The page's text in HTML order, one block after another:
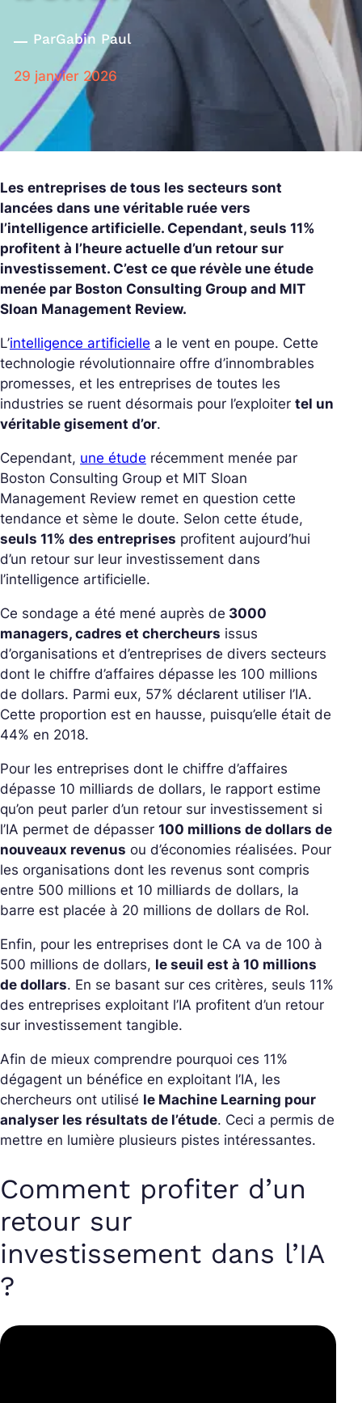
ParGabin Paul
29 janvier 2026
Les entreprises de tous les secteurs sont
lancées dans une véritable ruée vers
l’intelligence artificielle. Cependant, seuls 11%
profitent à l’heure actuelle d’un retour sur
investissement. C’est ce que révèle une étude
menée par Boston Consulting Group and MIT
Sloan Management Review.
L’intelligence artificielle a le vent en poupe. Cette
technologie révolutionnaire offre d’innombrables
promesses, et les entreprises de toutes les
industries se ruent désormais pour l’exploiter tel un
véritable gisement d’or.
Cependant, une étude récemment menée par
Boston Consulting Group et MIT Sloan
Management Review remet en question cette
tendance et sème le doute. Selon cette étude,
seuls 11% des entreprises profitent aujourd’hui
d’un retour sur leur investissement dans
l’intelligence artificielle.
Ce sondage a été mené auprès de 3000
managers, cadres et chercheurs issus
d’organisations et d’entreprises de divers secteurs
dont le chiffre d’affaires dépasse les 100 millions
de dollars. Parmi eux, 57% déclarent utiliser l’IA.
Cette proportion est en hausse, puisqu’elle était de
44% en 2018.
Pour les entreprises dont le chiffre d’affaires
dépasse 10 milliards de dollars, le rapport estime
qu’on peut parler d’un retour sur investissement si
l’IA permet de dépasser 100 millions de dollars de
nouveaux revenus ou d’économies réalisées. Pour
les organisations dont les revenus sont compris
entre 500 millions et 10 milliards de dollars, la
barre est placée à 20 millions de dollars de RoI.
Enfin, pour les entreprises dont le CA va de 100 à
500 millions de dollars, le seuil est à 10 millions
de dollars. En se basant sur ces critères, seuls 11%
des entreprises exploitant l’IA profitent d’un retour
sur investissement tangible.
Afin de mieux comprendre pourquoi ces 11%
dégagent un bénéfice en exploitant l’IA, les
chercheurs ont utilisé le Machine Learning pour
analyser les résultats de l’étude. Ceci a permis de
mettre en lumière plusieurs pistes intéressantes.
Comment profiter d’un
retour sur
investissement dans l’IA
?